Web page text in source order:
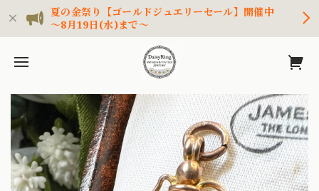
夏の金祭り【ゴールドジュエリーセール】開催中
～8月19日(水)まで～